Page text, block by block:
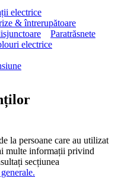
electrice
& întrerupătoare
Paratrăsnete
electrice
la persoane care au utilizat
multe informații privind
secțiunea